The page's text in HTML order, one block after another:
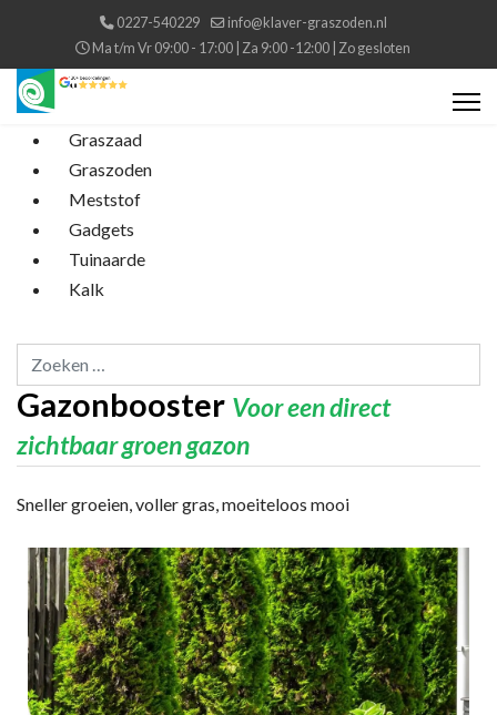
0227-540229
info@klaver-graszoden.nl
Ma t/m Vr 09:00 - 17:00 | Za 9:00 -12:00 | Zo gesloten
Graszaad
Graszoden
Meststof
Gadgets
Tuinaarde
Kalk
Zoeken...
Gazonbooster Voor een direct
zichtbaar groen gazon
Sneller groeien, voller gras, moeiteloos mooi